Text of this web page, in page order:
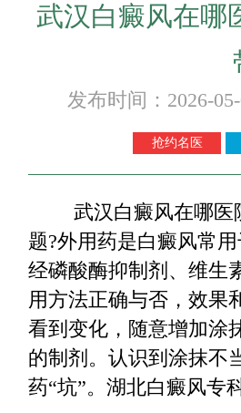
武汉白癜风在哪
发布时间：2026-
抢约名医
武汉白癜风在哪医院
题?外用药是白癜风常
经磷酸酶抑制剂、维生
用方法正确与否，效果
看到变化，随意增加涂
的制剂。认识到涂抹不
药“坑”。湖北白癜风专